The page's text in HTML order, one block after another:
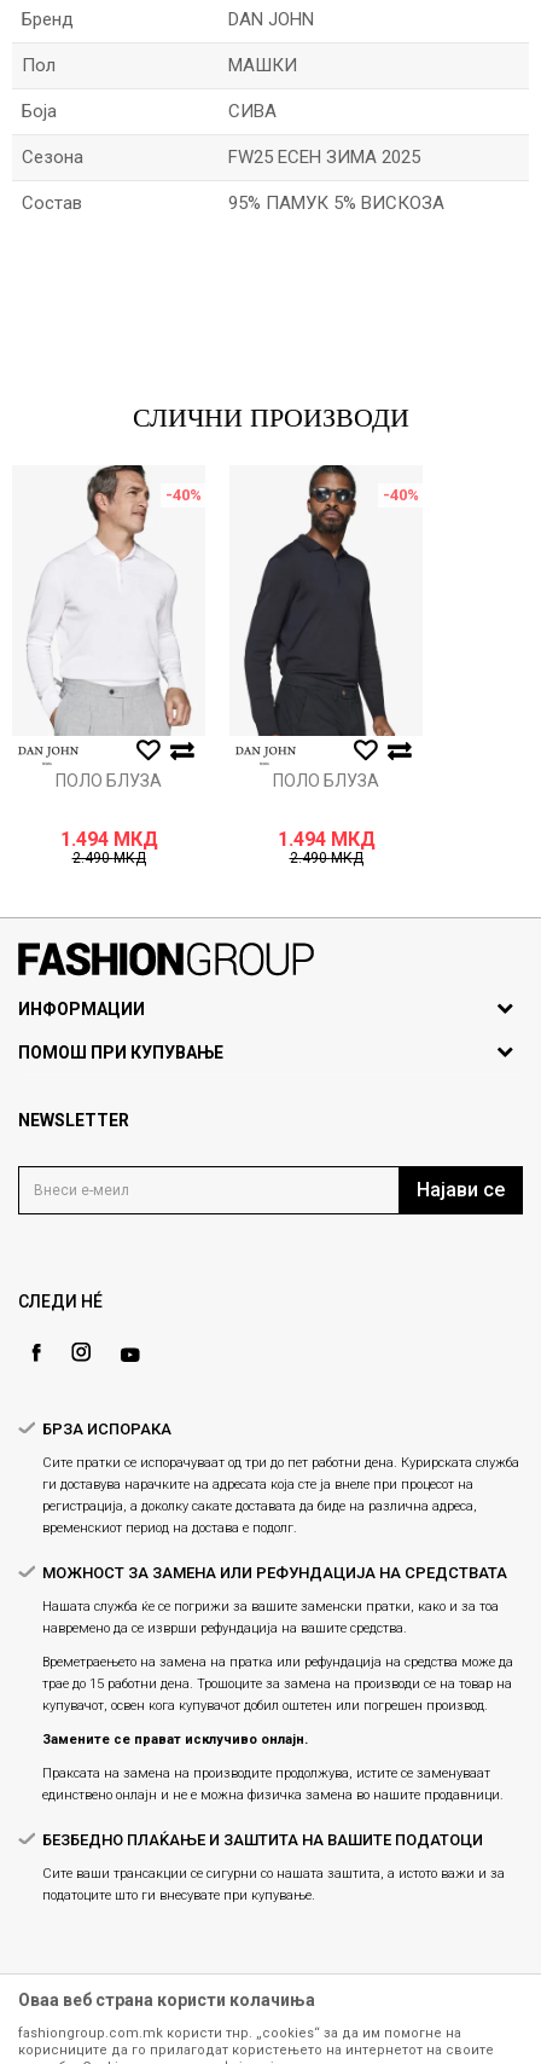
Бренд DAN JOHN
Пол МАШКИ
Боја СИВА
Сезона FW25 ЕСЕН ЗИМА 2025
Состав 95% ПАМУК 5% ВИСКОЗА
Анти спам заштита - пресметајте колку е 4 + 1 :
ИСПРАТИ
СЛИЧНИ ПРОИЗВОДИ
-40%
ПОЛО БЛУЗА
1.494 МКД
2.490МКД
-40%
ПОЛО БЛУЗА
1.494 МКД
2.490МКД
ИНФОРМАЦИИ
За нас
Продавници
Блог
Gift Card
ПОМОШ ПРИ КУПУВАЊЕ
Политика на приватност
Како да купите
Замена и рефундација на производи
NEWSLETTER
Најави се
СЛЕДИ НÉ
БРЗА ИСПОРАКА
Сите пратки се испорачуваат од три до пет работни дена. Курирската служба
ги доставува нарачките на адресата која сте ја внеле при процесот на
регистрација, а доколку сакате доставата да биде на различна адреса,
временскиот период на достава е подолг.
МОЖНОСТ ЗА ЗАМЕНА ИЛИ РЕФУНДАЦИЈА НА СРЕДСТВАТА
Нашата служба ќе се погрижи за вашите заменски пратки, како и за тоа
навремено да се изврши рефундација на вашите средства.
Времетраењето на замена на пратка или рефундацијa на средства може да
трае до 15 работни дена. Трошоците за замена на производи се на товар на
купувачот, освен кога купувачот добил оштетен или погрешен производ.
Замените се прават исклучиво онлајн.
Праксата на замена на производите продолжува, истите се заменуваат
единствено онлајн и не е можна физичка замена во нашите продавници.
БЕЗБЕДНО ПЛАЌАЊЕ И ЗАШТИТА НА ВАШИТЕ ПОДАТОЦИ
Сите ваши трансакции се сигурни со нашата заштита, а истото важи и за
податоците што ги внесувате при купување.
Оваа веб страна користи колачиња
fashiongroup.com.mk користи тнр. „cookies“ за да им помогне на
корисниците да го прилагодат користењето на интернетот на своите